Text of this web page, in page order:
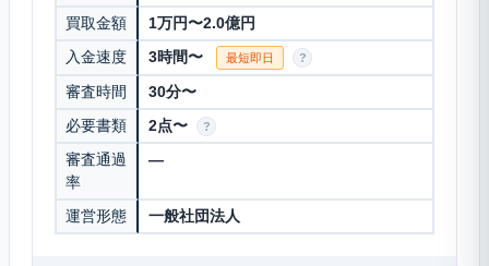
買取金額
1万円〜2.0億円
入金速度
3時間〜 最短即日 ?
審査時間
30分〜
必要書類
2点〜 ?
審査通過
率
—
運営形態 一般社団法人